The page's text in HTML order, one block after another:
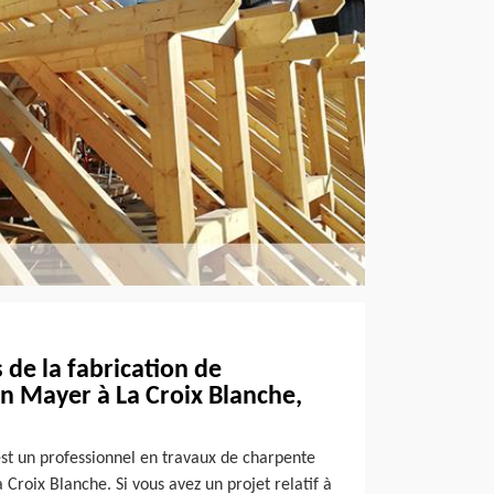
de la fabrication de
Mayer à La Croix Blanche,
un professionnel en travaux de charpente
Croix Blanche. Si vous avez un projet relatif à